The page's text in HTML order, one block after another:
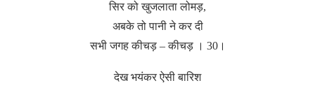
सिर को खुजलाता लोमड़,
अबके तो पानी ने कर दी
सभी जगह कीचड़ – कीचड़ । 30।
देख भयंकर ऐसी बारिश